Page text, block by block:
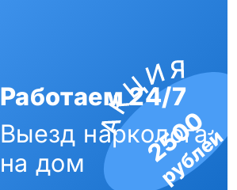
2500
рублей
Работаем 24/7
Выезд нарколога
на дом